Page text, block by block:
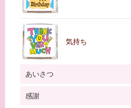
気持ち
あいさつ
感謝